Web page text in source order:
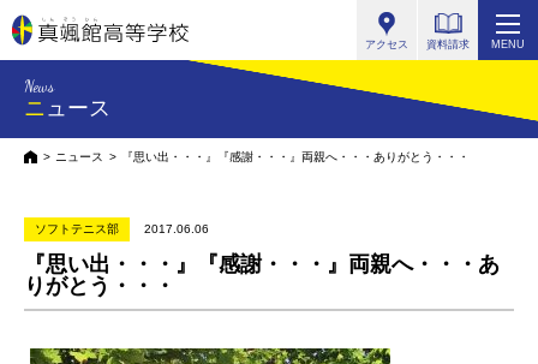
アクセス 資料請求 MENU
News
ニュース
HOMEニュース 『思い出・・・』『感謝・・・』両親へ・・・ありがとう・・・
ソフトテニス部 2017.06.06
『思い出・・・』『感謝・・・』両親へ・・・あ
りがとう・・・